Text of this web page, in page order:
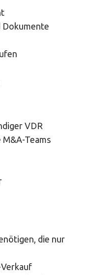
Dokumente
VDR
Teams
die nur